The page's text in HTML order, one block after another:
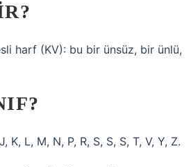
harf (KV): bu bir ünsüz, bir ünlü,
L, M, N, P, R, S, S, S, T, V, Y, Z.